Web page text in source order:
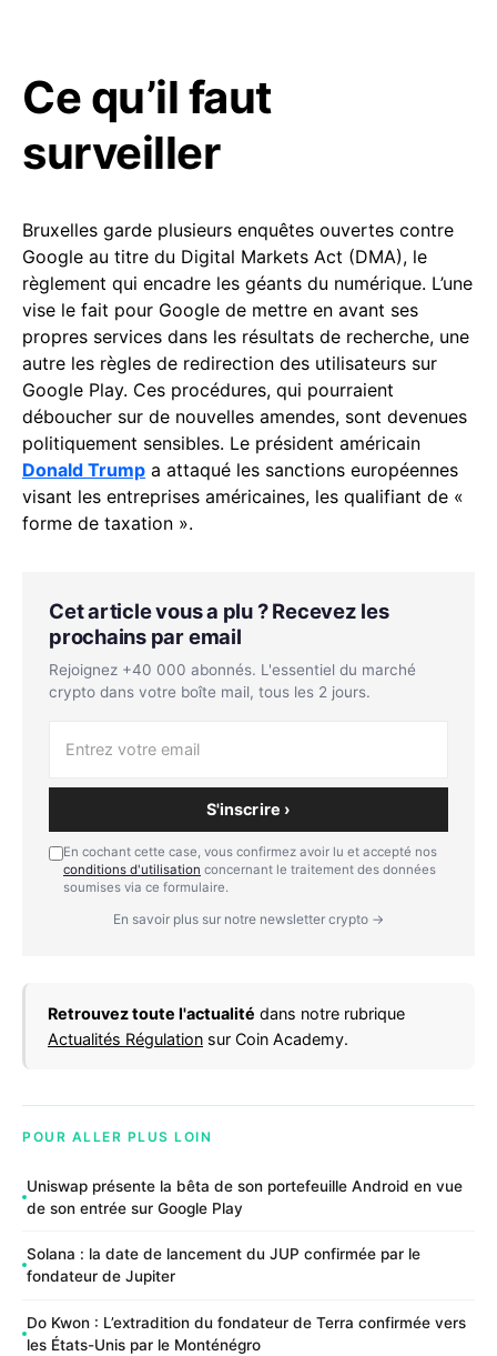
Ce qu’il faut
surveiller
Bruxelles garde plusieurs enquêtes ouvertes contre
Google au titre du Digital Markets Act (DMA), le
règlement qui encadre les géants du numérique. L’une
vise le fait pour Google de mettre en avant ses
propres services dans les résultats de recherche, une
autre les règles de redirection des utilisateurs sur
Google Play. Ces procédures, qui pourraient
déboucher sur de nouvelles amendes, sont devenues
politiquement sensibles. Le président américain
Donald Trump a attaqué les sanctions européennes
visant les entreprises américaines, les qualifiant de «
forme de taxation ».
Cet article vous a plu ? Recevez les
prochains par email
Rejoignez +40 000 abonnés. L'essentiel du marché
crypto dans votre boîte mail, tous les 2 jours.
S'inscrire ›
En cochant cette case, vous confirmez avoir lu et accepté nos
conditions d'utilisation concernant le traitement des données
soumises via ce formulaire.
En savoir plus sur notre newsletter crypto →
Retrouvez toute l'actualité dans notre rubrique
Actualités Régulation sur Coin Academy.
POUR ALLER PLUS LOIN
Uniswap présente la bêta de son portefeuille Android en vue
de son entrée sur Google Play
Solana : la date de lancement du JUP confirmée par le
fondateur de Jupiter
Do Kwon : L’extradition du fondateur de Terra confirmée vers
les États-Unis par le Monténégro